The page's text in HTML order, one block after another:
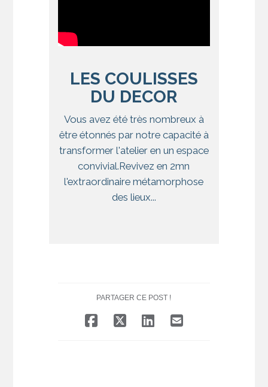
LES COULISSES
DU DECOR
Vous avez été très nombreux à
être étonnés par notre capacité à
transformer l'atelier en un espace
convivial.Revivez en 2mn
l'extraordinaire métamorphose
des lieux...
PARTAGER CE POST !